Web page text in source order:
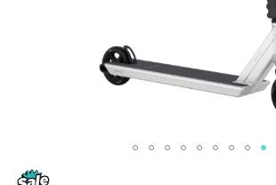
Přeskočit